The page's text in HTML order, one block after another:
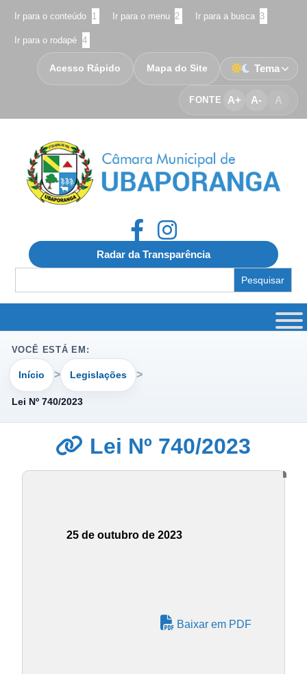
Ir para o conteúdo 1 Ir para o menu 2 Ir para a busca 3
Ir para o rodapé 4
FONTE A+ A- A
Acesso Rápido Mapa do Site Tema
Radar da Transparência
for:
VOCÊ ESTÁ EM:
Início Legislações
Lei Nº 740/2023
Lei Nº 740/2023
25 de outubro de 2023
Baixar em PDF